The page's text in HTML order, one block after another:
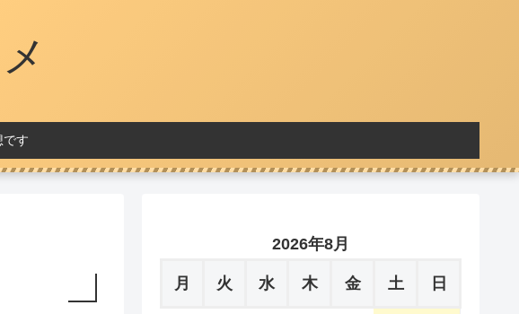
です
2026年8月
月 火 水 木 金 土 日